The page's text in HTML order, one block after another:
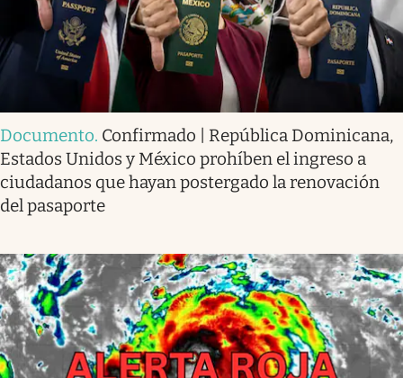
Documento. Confirmado | República Dominicana,
Estados Unidos y México prohíben el ingreso a
ciudadanos que hayan postergado la renovación
del pasaporte